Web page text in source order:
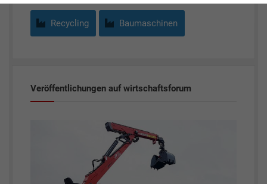
Recycling Baumaschinen
Veröffentlichungen auf wirtschaftsforum